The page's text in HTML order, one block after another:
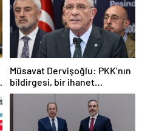
Müsavat Dervişoğlu: PKK’nın
bildirgesi, bir ihanet
açıklamasıdır